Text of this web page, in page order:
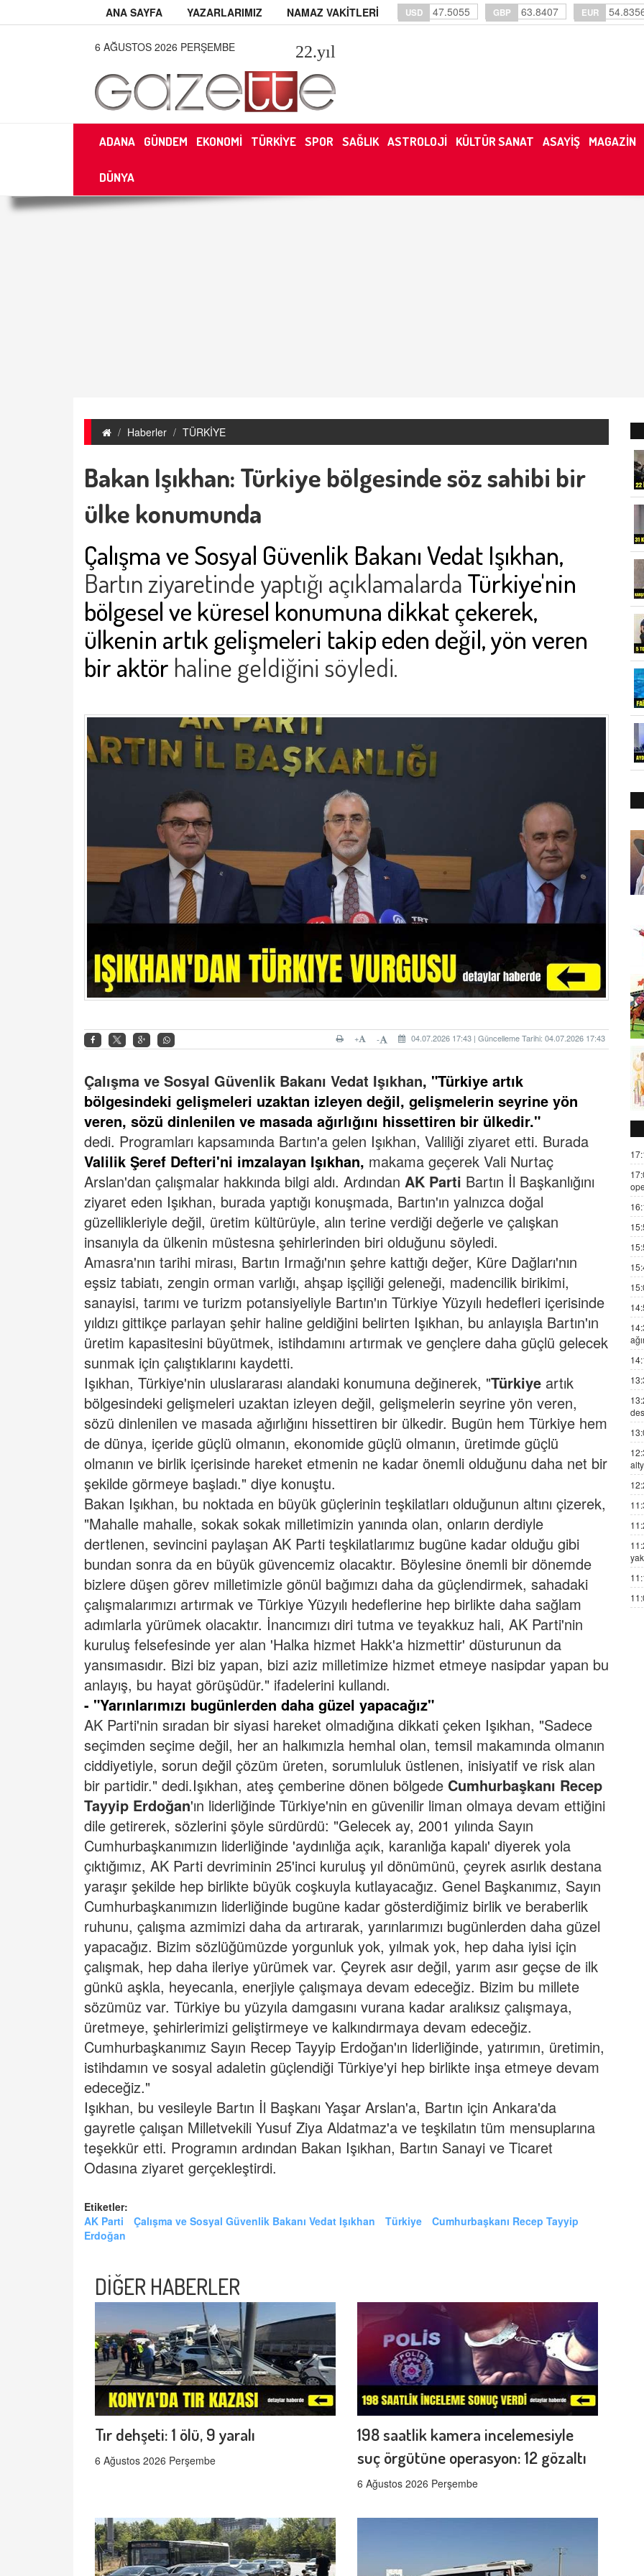
ANA SAYFA YAZARLARIMIZ NAMAZ VAKİTLERİ USD 47.5055 GBP 63.8407 EUR
6 AĞUSTOS 2026 PERŞEMBE 22.yıl
ADANA GÜNDEM EKONOMİ TÜRKİYE SPOR SAĞLIK ASTROLOJİ KÜLTÜR SANAT ASAYİŞ MAGAZİN
DÜNYA
Haberler TÜRKİYE
Bakan Işıkhan: Türkiye bölgesinde söz sahibi bir
ülke konumunda
Çalışma ve Sosyal Güvenlik Bakanı Vedat Işıkhan,
Bartın ziyaretinde yaptığı açıklamalardaTürkiye'nin
bölgesel ve küresel konumuna dikkat çekerek,
ülkenin artık gelişmeleri takip eden değil, yön veren
bir aktör haline geldiğini söyledi.
04.07.2026 17:43 | Güncelleme Tarihi: 04.07.2026 17:43
-
+
Çalışma ve Sosyal Güvenlik Bakanı Vedat Işıkhan, "Türkiye artık
bölgesindeki gelişmeleri uzaktan izleyen değil, gelişmelerin seyrine yön
veren, sözü dinlenilen ve masada ağırlığını hissettiren bir ülkedir."
dedi. Programları kapsamında Bartın'a gelen Işıkhan, Valiliği ziyaret etti. Burada
Valilik Şeref Defteri'ni imzalayan Işıkhan, makama geçerek Vali Nurtaç
Arslan'dan çalışmalar hakkında bilgi aldı. Ardından AK Parti Bartın İl Başkanlığını
ziyaret eden Işıkhan, burada yaptığı konuşmada, Bartın'ın yalnızca doğal
güzellikleriyle değil, üretim kültürüyle, alın terine verdiği değerle ve çalışkan
insanıyla da ülkenin müstesna şehirlerinden biri olduğunu söyledi.
Amasra'nın tarihi mirası, Bartın Irmağı'nın şehre kattığı değer, Küre Dağları'nın
eşsiz tabiatı, zengin orman varlığı, ahşap işçiliği geleneği, madencilik birikimi,
sanayisi, tarımı ve turizm potansiyeliyle Bartın'ın Türkiye Yüzyılı hedefleri içerisinde
yıldızı gittikçe parlayan şehir haline geldiğini belirten Işıkhan, bu anlayışla Bartın'ın
üretim kapasitesini büyütmek, istihdamını artırmak ve gençlere daha güçlü gelecek
sunmak için çalıştıklarını kaydetti.
Işıkhan, Türkiye'nin uluslararası alandaki konumuna değinerek, "Türkiye artık
bölgesindeki gelişmeleri uzaktan izleyen değil, gelişmelerin seyrine yön veren,
sözü dinlenilen ve masada ağırlığını hissettiren bir ülkedir. Bugün hem Türkiye hem
de dünya, içeride güçlü olmanın, ekonomide güçlü olmanın, üretimde güçlü
olmanın ve birlik içerisinde hareket etmenin ne kadar önemli olduğunu daha net bir
şekilde görmeye başladı." diye konuştu.
Bakan Işıkhan, bu noktada en büyük güçlerinin teşkilatları olduğunun altını çizerek,
"Mahalle mahalle, sokak sokak milletimizin yanında olan, onların derdiyle
dertlenen, sevincini paylaşan AK Parti teşkilatlarımız bugüne kadar olduğu gibi
bundan sonra da en büyük güvencemiz olacaktır. Böylesine önemli bir dönemde
bizlere düşen görev milletimizle gönül bağımızı daha da güçlendirmek, sahadaki
çalışmalarımızı artırmak ve Türkiye Yüzyılı hedeflerine hep birlikte daha sağlam
adımlarla yürümek olacaktır. İnancımızı diri tutma ve teyakkuz hali, AK Parti'nin
kuruluş felsefesinde yer alan 'Halka hizmet Hakk'a hizmettir' düsturunun da
yansımasıdır. Bizi biz yapan, bizi aziz milletimize hizmet etmeye nasipdar yapan bu
anlayış, bu hayat görüşüdür." ifadelerini kullandı.
- "Yarınlarımızı bugünlerden daha güzel yapacağız"
AK Parti'nin sıradan bir siyasi hareket olmadığına dikkati çeken Işıkhan, "Sadece
seçimden seçime değil, her an halkımızla hemhal olan, temsil makamında olmanın
ciddiyetiyle, sorun değil çözüm üreten, sorumluluk üstlenen, inisiyatif ve risk alan
bir partidir." dedi.Işıkhan, ateş çemberine dönen bölgede Cumhurbaşkanı Recep
Tayyip Erdoğan'ın liderliğinde Türkiye'nin en güvenilir liman olmaya devam ettiğini
dile getirerek, sözlerini şöyle sürdürdü: "Gelecek ay, 2001 yılında Sayın
Cumhurbaşkanımızın liderliğinde 'aydınlığa açık, karanlığa kapalı' diyerek yola
çıktığımız, AK Parti devriminin 25'inci kuruluş yıl dönümünü, çeyrek asırlık destana
yaraşır şekilde hep birlikte büyük coşkuyla kutlayacağız. Genel Başkanımız, Sayın
Cumhurbaşkanımızın liderliğinde bugüne kadar gösterdiğimiz birlik ve beraberlik
ruhunu, çalışma azmimizi daha da artırarak, yarınlarımızı bugünlerden daha güzel
yapacağız. Bizim sözlüğümüzde yorgunluk yok, yılmak yok, hep daha iyisi için
çalışmak, hep daha ileriye yürümek var. Çeyrek asır değil, yarım asır geçse de ilk
günkü aşkla, heyecanla, enerjiyle çalışmaya devam edeceğiz. Bizim bu millete
sözümüz var. Türkiye bu yüzyıla damgasını vurana kadar aralıksız çalışmaya,
üretmeye, şehirlerimizi geliştirmeye ve kalkındırmaya devam edeceğiz.
Cumhurbaşkanımız Sayın Recep Tayyip Erdoğan'ın liderliğinde, yatırımın, üretimin,
istihdamın ve sosyal adaletin güçlendiği Türkiye'yi hep birlikte inşa etmeye devam
edeceğiz."
Işıkhan, bu vesileyle Bartın İl Başkanı Yaşar Arslan'a, Bartın için Ankara'da
gayretle çalışan Milletvekili Yusuf Ziya Aldatmaz'a ve teşkilatın tüm mensuplarına
teşekkür etti. Programın ardından Bakan Işıkhan, Bartın Sanayi ve Ticaret
Odasına ziyaret gerçekleştirdi.
Etiketler:
AK Parti
Çalışma ve Sosyal Güvenlik Bakanı Vedat Işıkhan Türkiye
Cumhurbaşkanı Recep Tayyip
Erdoğan
DİĞER HABERLER
Tır dehşeti: 1 ölü, 9 yaralı
6 Ağustos 2026 Perşembe
198 saatlik kamera incelemesiyle
suç örgütüne operasyon: 12 gözaltı
6 Ağustos 2026 Perşembe